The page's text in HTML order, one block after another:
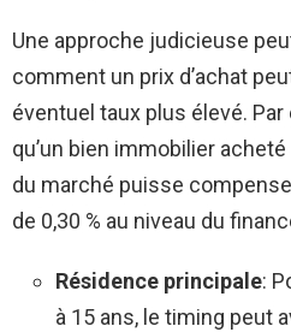
Une approche judicieuse
comment un prix d’achat
éventuel taux plus élevé.
qu’un bien immobilier
du marché puisse
de 0,30 % au niveau du
Résidence principale:
à 15 ans, le timing peut